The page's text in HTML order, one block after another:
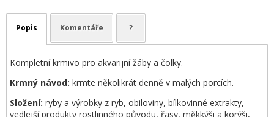
Popis Komentáře ?
Kompletní krmivo pro akvarijní žáby a čolky.
Krmný návod: krmte několikrát denně v malých porcích.
Složení: ryby a výrobky z ryb, obiloviny, bílkovinné extrakty,
vedlejší produkty rostlinného původu, řasy, měkkýši a korýši,